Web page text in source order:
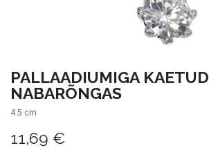
PALLAADIUMIGA KAETUD
NABARÕNGAS
4.5 cm
11,69 €